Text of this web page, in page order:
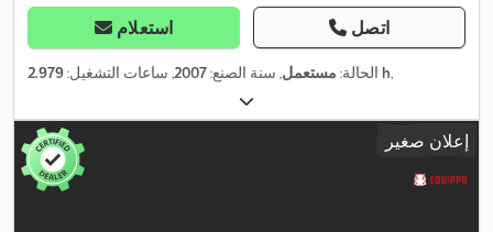
استعلام اتصل
الحالة: مستعمل, سنة الصنع:2007, ساعات التشغيل: 2.979 h,
إعلان صغير